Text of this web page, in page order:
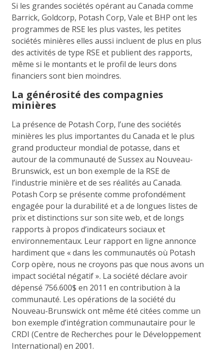
Si les grandes sociétés opérant au Canada comme
Barrick, Goldcorp, Potash Corp, Vale et BHP ont les
programmes de RSE les plus vastes, les petites
sociétés minières elles aussi incluent de plus en plus
des activités de type RSE et publient des rapports,
même si le montants et le profil de leurs dons
financiers sont bien moindres.
La générosité des compagnies
minières
La présence de Potash Corp, l’une des sociétés
minières les plus importantes du Canada et le plus
grand producteur mondial de potasse, dans et
autour de la communauté de Sussex au Nouveau-
Brunswick, est un bon exemple de la RSE de
l’industrie minière et de ses réalités au Canada.
Potash Corp se présente comme profondément
engagée pour la durabilité et a de longues listes de
prix et distinctions sur son site web, et de longs
rapports à propos d’indicateurs sociaux et
environnementaux. Leur rapport en ligne annonce
hardiment que « dans les communautés où Potash
Corp opère, nous ne croyons pas que nous avons un
impact sociétal négatif ». La société déclare avoir
dépensé 756.600$ en 2011 en contribution à la
communauté. Les opérations de la société du
Nouveau-Brunswick ont même été citées comme un
bon exemple d’intégration communautaire pour le
CRDI (Centre de Recherches pour le Développement
International) en 2001.